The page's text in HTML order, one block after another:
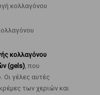
κολλαγόνου
κολλαγόνου
(gels), που
Οι γέλες αυτές
των χεριών και